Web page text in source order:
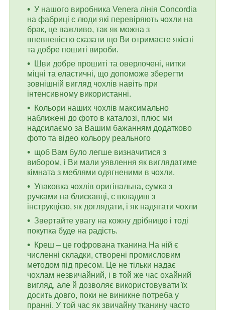
У нашого виробника Venera лінія Concordia
на фабриці є люди які перевіряють чохли на
брак, це важливо, так як можна з
впевненістю сказати що Ви отримаєте якісні
та добре пошиті вироби.
Шви добре прошиті та оверлочені, нитки
міцні та еластичні, що допоможе зберегти
зовнішній вигляд чохлів навіть при
інтенсивному використанні.
Кольори наших чохлів максимально
наближені до фото в каталозі, плюс ми
надсилаємо за Вашим бажанням додатково
фото та відео кольору реального
щоб Вам було легше визначитися з
вибором, і Ви мали уявлення як виглядатиме
кімната з меблями одягненими в чохли.
Упаковка чохлів оригінальна, сумка з
ручками на блискавці, є вкладиш з
інструкцією, як доглядати, і як надягати чохли
Звертайте увагу на кожну дрібницю і тоді
покупка буде на радість.
Креш – це гофрована тканина На ній є
численні складки, створені промисловим
методом під пресом. Це не тільки надає
чохлам незвичайний, і в той же час охайний
вигляд, але й дозволяє використовувати їх
досить довго, поки не виникне потреба у
пранні. У той час як звичайну тканину часто